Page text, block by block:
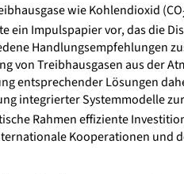
wie Kohlendioxid (CO
Impulspapier vor, das die
Handlungsempfehlungen
Treibhausgasen aus der
entsprechender Lösungen
integrierter Systemmodelle zur
Rahmen effiziente
Kooperationen und